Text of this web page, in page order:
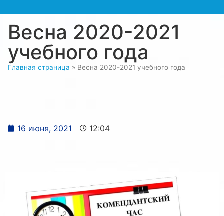
Весна 2020-2021
учебного года
Главная страница » Весна 2020-2021 учебного года
16 июня, 2021 12:04